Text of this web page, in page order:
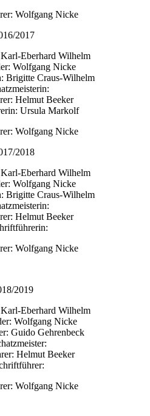
Wolfgang Nicke
2017
Eberhard Wilhelm
Wolfgang Nicke
Brigitte Craus-Wilhelm
Helmut Beeker
Ursula Markolf
Wolfgang Nicke
2018
Eberhard Wilhelm
Wolfgang Nicke
Brigitte Craus-Wilhelm
Helmut Beeker
Wolfgang Nicke
2019
Eberhard Wilhelm
Wolfgang Nicke
Guido Gehrenbeck
Helmut Beeker
Wolfgang Nicke